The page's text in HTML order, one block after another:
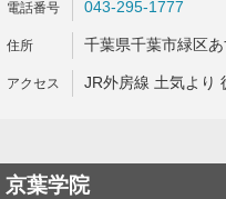
043-295-1777
千葉県千葉市緑区
JR外房線 土気より
京葉学院